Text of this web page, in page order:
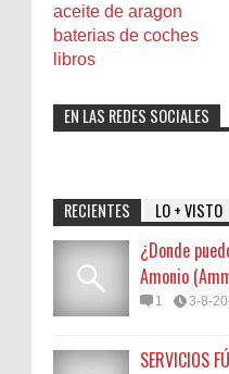
aceite de aragon
baterias de coches
libros
EN LAS REDES SOCIALES
RECIENTES LO + VISTO
¿Donde
Amonio
1 3-8-
SERVICIOS